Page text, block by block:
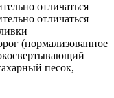
отличаться
отличаться
(нормализованное
песок,